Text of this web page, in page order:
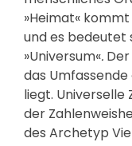
»Heimat«
und es bedeutet
»Universum«.
das
liegt. Universelle
der
des Archetyp